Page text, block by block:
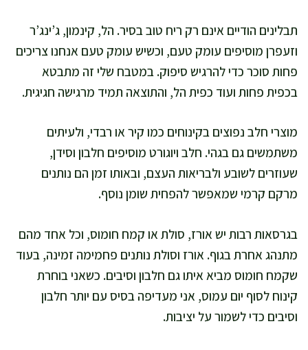
תבלינים הודיים אינם רק ריח טוב בסיר. הל, קינמון, ג’ינג’ר
וזעפרן מוסיפים עומק טעם, וכשיש עומק טעם אנחנו צריכים
פחות סוכר כדי להרגיש סיפוק. במטבח שלי זה מתבטא
בכפית פחות ועוד כפית הל, והתוצאה תמיד מרגישה חגיגית.
מוצרי חלב נפוצים בקינוחים כמו קיר או רבדי, ולעיתים
משתמשים גם בגהי. חלב ויוגורט מוסיפים חלבון וסידן,
שעוזרים לשובע ולבריאות העצם, ובאותו זמן הם נותנים
מרקם קרמי שמאפשר להפחית שומן נוסף.
בגרסאות רבות יש אורז, סולת או קמח חומוס, וכל אחד מהם
מתנהג אחרת בגוף. אורז וסולת נותנים פחמימה זמינה, בעוד
שקמח חומוס מביא איתו גם חלבון וסיבים. כשאני בוחרת
קינוח לסוף יום עמוס, אני מעדיפה בסיס עם יותר חלבון
וסיבים כדי לשמור על יציבות.